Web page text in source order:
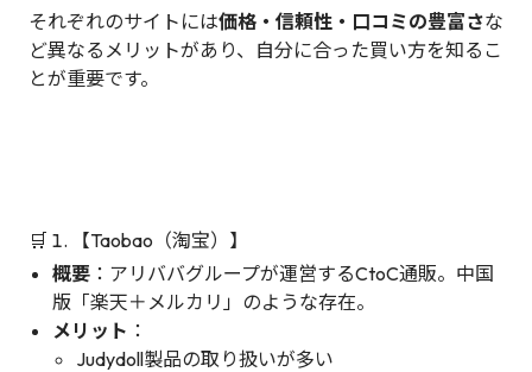
それぞれのサイトには価格・信頼性・口コミの豊富さな
ど異なるメリットがあり、自分に合った買い方を知るこ
とが重要です。
🛒 1. 【Taobao（淘宝）】
概要 ：アリババグループが運営するCtoC通販。中国
版「楽天＋メルカリ」のような存在。
メリット ：
Judydoll製品の取り扱いが多い